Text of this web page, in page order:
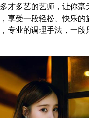
才多艺的艺师，让你毫
享受一段轻松、快乐的
专业的调理手法，一段